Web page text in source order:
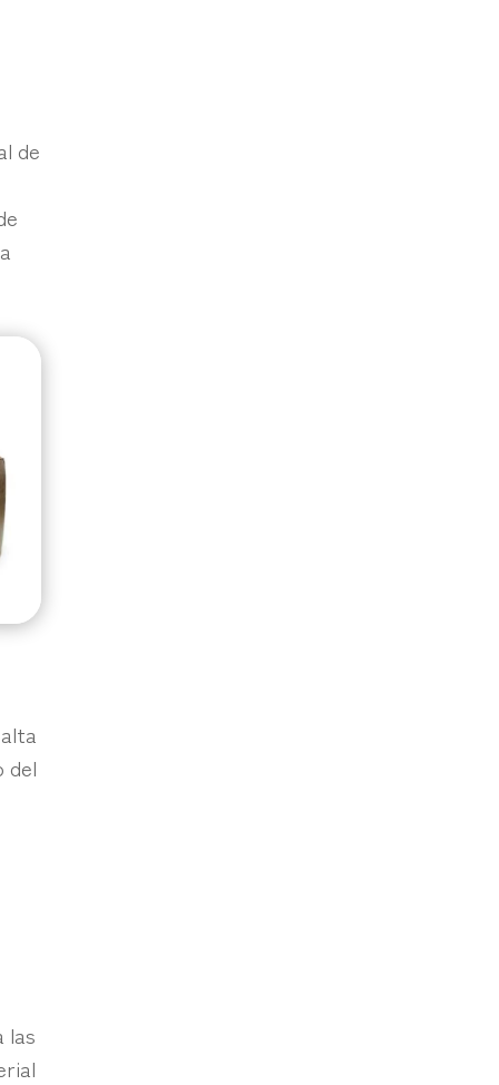
de
del
las